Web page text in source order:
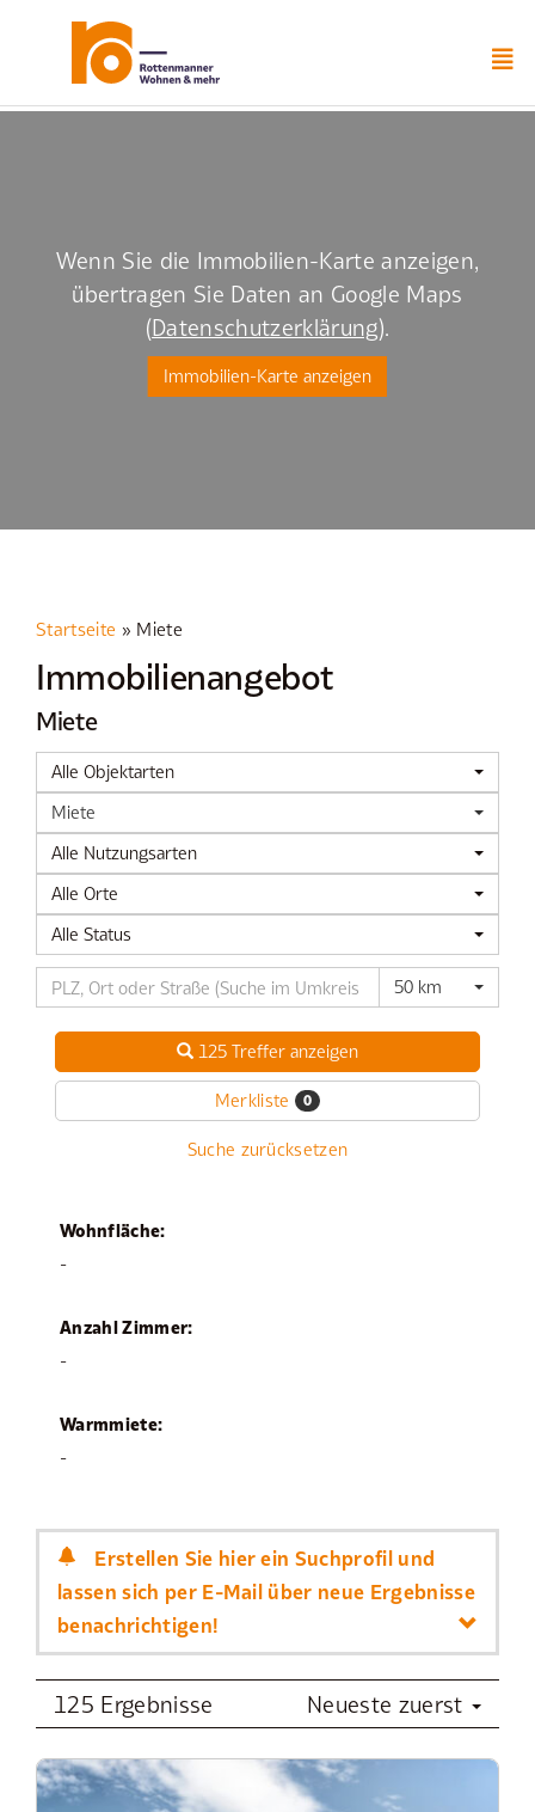
springen
Wenn Sie die Immobilien-Karte anzeigen,
übertragen Sie Daten an Google Maps
(Datenschutzerklärung).
Immobilien-Karte anzeigen
Startseite » Miete
Immobilien­angebot
Miete
Alle Objektarten
Miete
Alle Nutzungsarten
Alle Orte
Alle Status
50 km
125 Treffer anzeigen
Merkliste 0
Suche zurücksetzen
Wohnfläche:
-
Anzahl Zimmer:
-
Warmmiete:
-
Erstellen Sie hier ein Suchprofil und
lassen sich per E-Mail über neue Ergebnisse
benachrichtigen!
125 Ergebnisse Neueste zuerst